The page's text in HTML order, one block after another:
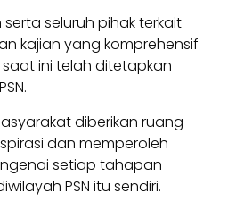
seluruh pihak terkait
kajian yang komprehensif
ini telah ditetapkan
diberikan ruang
dan memperoleh
setiap tahapan
PSN itu sendiri.